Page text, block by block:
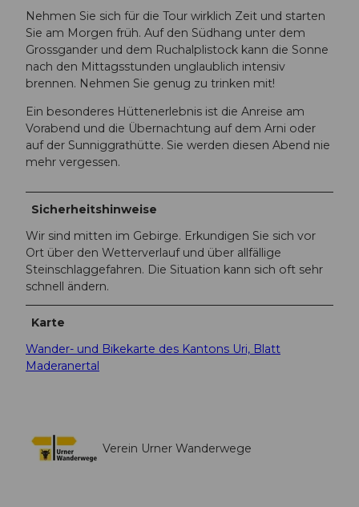
Nehmen Sie sich für die Tour wirklich Zeit und starten
Sie am Morgen früh. Auf den Südhang unter dem
Grossgander und dem Ruchalplistock kann die Sonne
nach den Mittagsstunden unglaublich intensiv
brennen. Nehmen Sie genug zu trinken mit!
Ein besonderes Hüttenerlebnis ist die Anreise am
Vorabend und die Übernachtung auf dem Arni oder
auf der Sunniggrathütte. Sie werden diesen Abend nie
mehr vergessen.
Sicherheitshinweise
Wir sind mitten im Gebirge. Erkundigen Sie sich vor
Ort über den Wetterverlauf und über allfällige
Steinschlaggefahren. Die Situation kann sich oft sehr
schnell ändern.
Karte
Wander- und Bikekarte des Kantons Uri, Blatt
Maderanertal
Verein Urner Wanderwege